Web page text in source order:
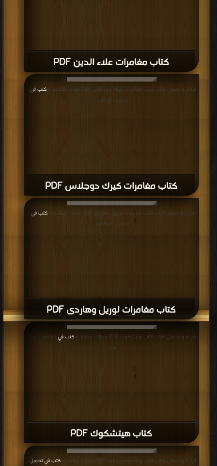
كتاب مغامرات علاء الدين PDF
كتاب مغامرات كيرك دوجلاس PDF
قراءة و تحميل كتاب كتاب مغامرات كيرك دوجلاس PDF مجانا | مكتبة > كتب في
التحميل : مرة/مرات
كتاب مغامرات لوريل وهاردى PDF
قراءة و تحميل كتاب كتاب مغامرات لوريل وهاردى PDF مجانا | مكتبة > كتب في
التحميل : مرة/مرات
كتاب هيتشكوك PDF
قراءة و تحميل كتاب كتاب هيتشكوك PDF مجانا | مكتبة > كتب في | التحميل : مرة/
مرات
قراءة و تحميل كتاب كتاب ورقة بمليون جنيه PDF مجانا | مكتبة > كتب في تحميل